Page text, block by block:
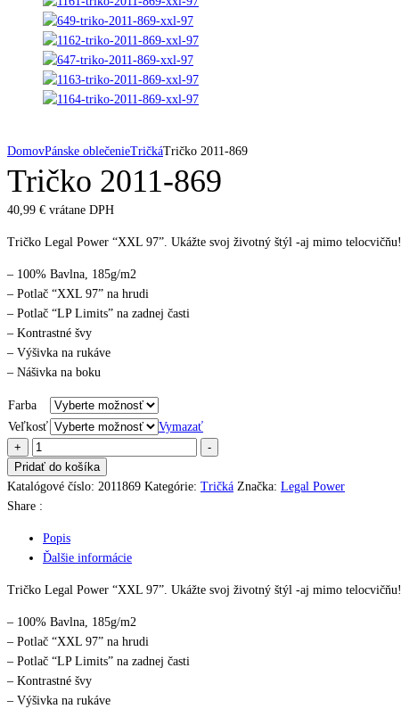
DomovPánske oblečenieTričkáTričko 2011-869
Tričko 2011-869
40,99 € vrátane DPH
Tričko Legal Power “XXL 97”. Ukážte svoj životný štýl -aj mimo telocvičňu!
– 100% Bavlna, 185g/m2
– Potlač “XXL 97” na hrudi
– Potlač “LP Limits” na zadnej časti
– Kontrastné švy
– Výšivka na rukáve
– Nášivka na boku
Farba
Veľkosť
Vymazať
+
množstvo
Tričko
2011-
869
-
Pridať do košíka
Katalógové číslo: 2011869 Kategórie: Tričká Značka: Legal Power
Share :
Popis
Ďalšie informácie
Tričko Legal Power “XXL 97”. Ukážte svoj životný štýl -aj mimo telocvičňu!
– 100% Bavlna, 185g/m2
– Potlač “XXL 97” na hrudi
– Potlač “LP Limits” na zadnej časti
– Kontrastné švy
– Výšivka na rukáve